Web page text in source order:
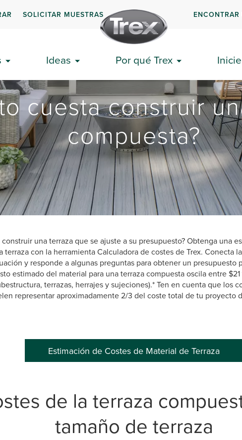
SOLICITAR MUESTRAS
Ideas Por qué Trex
cuesta construir
compuesta?
construir una terraza que se ajuste a su presupuesto? Obtenga una
terraza con la herramienta Calculadora de costes de Trex. Conecta
y responde a algunas preguntas para obtener un presupuesto
estimado del material para una terraza compuesta oscila entre
terrazas, herrajes y sujeciones).* Ten en cuenta que los
representar aproximadamente 2/3 del coste total de tu proyecto
Estimación de Costes de Material de Terraza
de la terraza
tamaño de terraza